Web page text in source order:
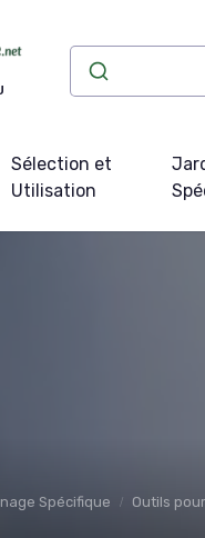
Sélection et
Utilisation
Spécifique Outils